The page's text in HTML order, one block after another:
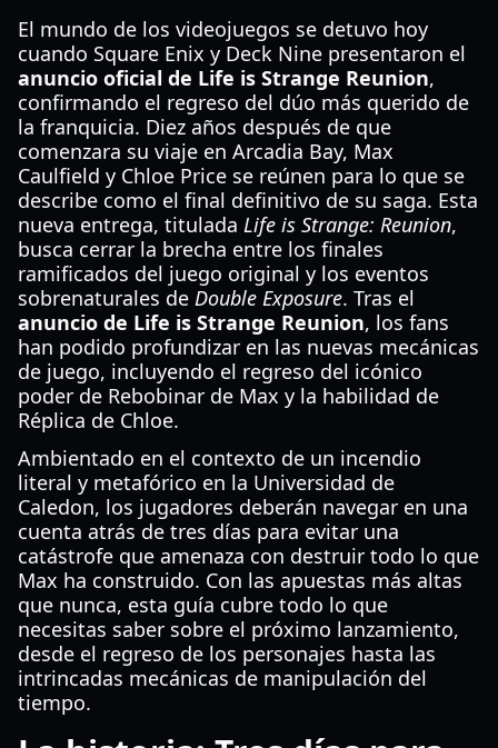
El mundo de los videojuegos se detuvo hoy
cuando Square Enix y Deck Nine presentaron el
anuncio oficial de Life is Strange Reunion,
confirmando el regreso del dúo más querido de
la franquicia. Diez años después de que
comenzara su viaje en Arcadia Bay, Max
Caulfield y Chloe Price se reúnen para lo que se
describe como el final definitivo de su saga. Esta
nueva entrega, titulada Life is Strange: Reunion,
busca cerrar la brecha entre los finales
ramificados del juego original y los eventos
sobrenaturales de Double Exposure. Tras el
anuncio de Life is Strange Reunion, los fans
han podido profundizar en las nuevas mecánicas
de juego, incluyendo el regreso del icónico
poder de Rebobinar de Max y la habilidad de
Réplica de Chloe.
Ambientado en el contexto de un incendio
literal y metafórico en la Universidad de
Caledon, los jugadores deberán navegar en una
cuenta atrás de tres días para evitar una
catástrofe que amenaza con destruir todo lo que
Max ha construido. Con las apuestas más altas
que nunca, esta guía cubre todo lo que
necesitas saber sobre el próximo lanzamiento,
desde el regreso de los personajes hasta las
intrincadas mecánicas de manipulación del
tiempo.